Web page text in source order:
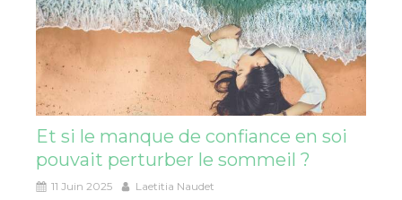
Et si le manque de confiance en soi
pouvait perturber le sommeil ?
11 Juin 2025 Laetitia Naudet